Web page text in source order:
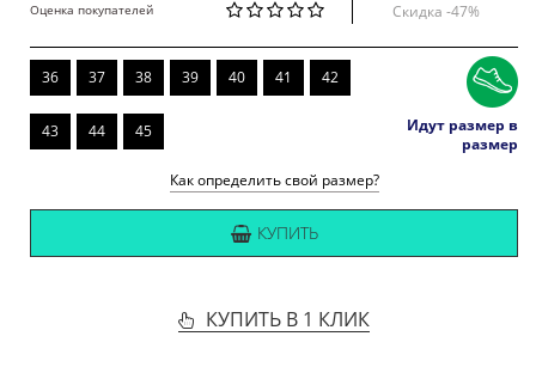
Оценка покупателей
Скидка -47%
36 37 38 39 40 41 42
43 44 45
Идут размер в
размер
Как определить свой размер?
КУПИТЬ
КУПИТЬ В 1 КЛИК